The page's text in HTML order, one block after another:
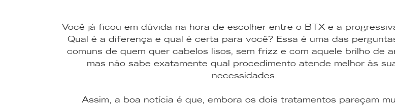
Você já ficou em dúvida na hora de escolher entre o BTX e a
Qual é a diferença e qual é certa para você? Essa é uma das
comuns de quem quer cabelos lisos, sem frizz e com aquele brilho de
mas não sabe exatamente qual procedimento atende melhor às
necessidades.
Assim, a boa notícia é que, embora os dois tratamentos pareçam